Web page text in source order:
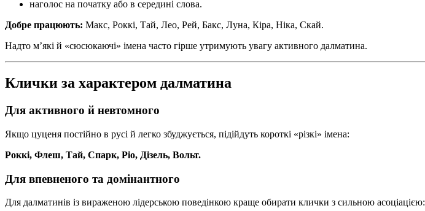
наголос на початку або в середині слова.
Добре працюють: Макс, Роккі, Тай, Лео, Рей, Бакс, Луна, Кіра, Ніка, Скай.
Надто м’які й «сюсюкаючі» імена часто гірше утримують увагу активного далматина.
Клички за характером далматина
Для активного й невтомного
Якщо цуценя постійно в русі й легко збуджується, підійдуть короткі «різкі» імена:
Роккі, Флеш, Тай, Спарк, Ріо, Дізель, Вольт.
Для впевненого та домінантного
Для далматинів із вираженою лідерською поведінкою краще обирати клички з сильною асоціацією: